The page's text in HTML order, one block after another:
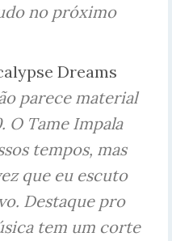
no próximo
Dreams
parece material
O Tame Impala
tempos, mas
que eu escuto
Destaque pro
tem um corte